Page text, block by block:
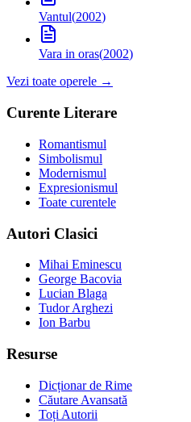
Vantul(2002)
Vara in oras(2002)
Vezi toate operele →
Curente Literare
Romantismul
Simbolismul
Modernismul
Expresionismul
Toate curentele
Autori Clasici
Mihai Eminescu
George Bacovia
Lucian Blaga
Tudor Arghezi
Ion Barbu
Resurse
Dicționar de Rime
Căutare Avansată
Toți Autorii